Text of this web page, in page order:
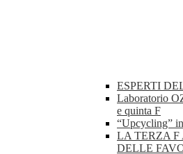
ESPERTI
Laboratorio
e quinta F
“Upcycling”
LA TERZA
DELLE